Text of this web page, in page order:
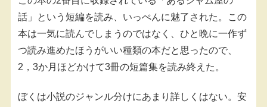
話」という短編を読み、いっぺんに魅了された。この
本は一気に読んでしまうのではなく、ひと晩に一作ず
つ読み進めたほうがいい種類の本だと思ったので、
2，3か月ほどかけて3冊の短篇集を読み終えた。
ぼくは小説のジャンル分けにあまり詳しくはない。安